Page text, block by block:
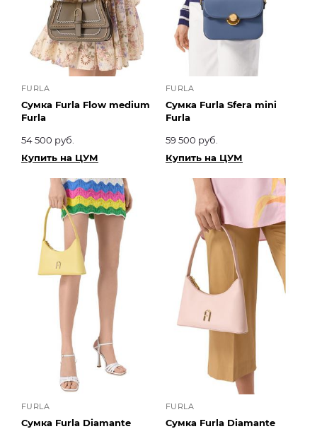
FURLA
Сумка Furla Flow medium
Furla
54 500 руб.
Купить на ЦУМ
FURLA
Сумка Furla Sfera mini
Furla
59 500 руб.
Купить на ЦУМ
FURLA
Сумка Furla Diamante
FURLA
Сумка Furla Diamante